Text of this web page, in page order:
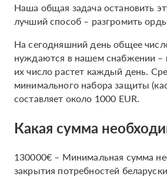
Наша общая задача остановить
лучший способ – разгромить
На сегодняшний день общее
нуждаются в нашем снабжении –
их число растет каждый день.
минимального набора защиты
составляет около 1000 EUR.
Какая сумма
130000€ – Минимальная сумма
закрытия потребностей